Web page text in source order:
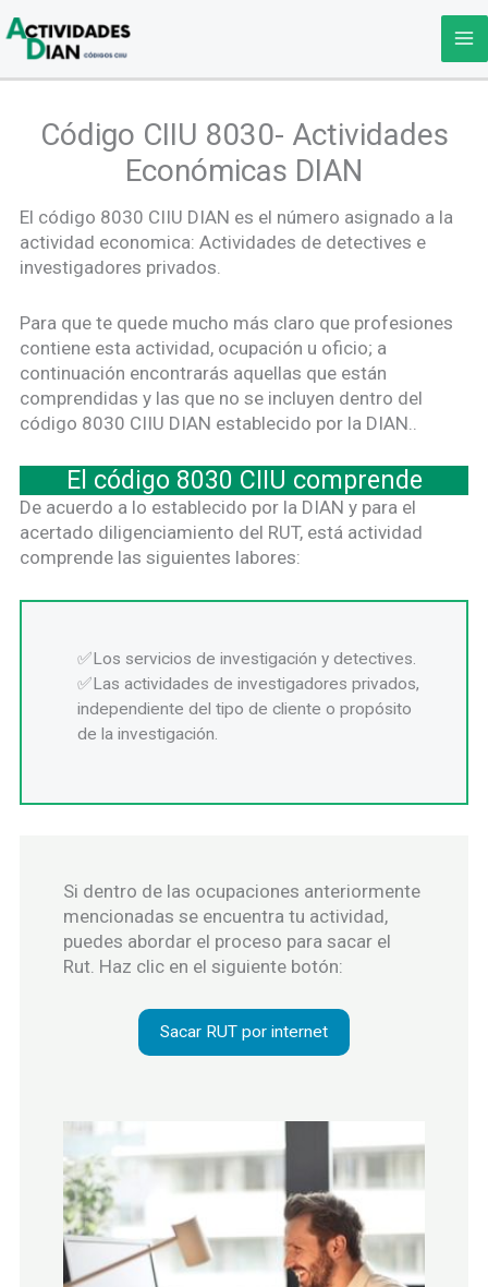
al
contenido
Código CIIU 8030- Actividades
Económicas DIAN
El código 8030 CIIU DIAN es el número asignado a la
actividad economica: Actividades de detectives e
investigadores privados.
Para que te quede mucho más claro que profesiones
contiene esta actividad, ocupación u oficio; a
continuación encontrarás aquellas que están
comprendidas y las que no se incluyen dentro del
código 8030 CIIU DIAN establecido por la DIAN..
El código 8030 CIIU comprende
De acuerdo a lo establecido por la DIAN y para el
acertado diligenciamiento del RUT, está actividad
comprende las siguientes labores:
Los servicios de investigación y detectives.
Las actividades de investigadores privados,
independiente del tipo de cliente o propósito
de la investigación.
Si dentro de las ocupaciones anteriormente
mencionadas se encuentra tu actividad,
puedes abordar el proceso para sacar el
Rut. Haz clic en el siguiente botón:
Sacar RUT por internet